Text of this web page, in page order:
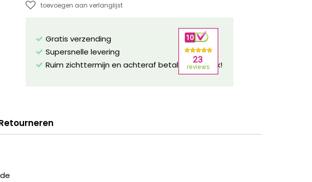
toevoegen aan verlanglijst
Gratis verzending
Supersnelle levering
Ruim zichttermijn en achteraf betalen mogelijk!